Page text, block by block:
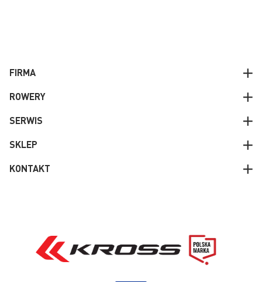
FIRMA
ROWERY
SERWIS
SKLEP
KONTAKT